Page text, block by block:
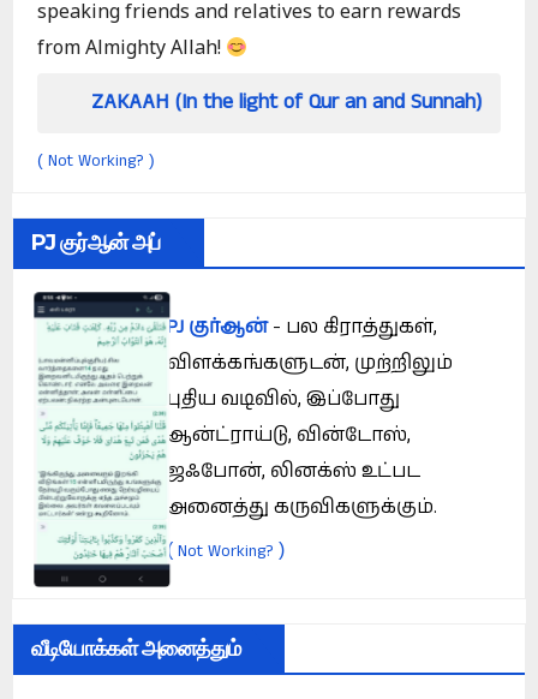
speaking friends and relatives to earn rewards
from Almighty Allah!
(In the light of Qur an and Sunnah)
( Not Working? )
PJ குர்ஆன் அப்
PJ குர்ஆன்- பல கிராத்துகள்,
விளக்கங்களுடன், முற்றிலும்
புதிய வடிவில், இப்போது
ஆன்ட்ராய்டு, வின்டோஸ்,
ஜஃபோன், லினக்ஸ் உட்பட
அனைத்து கருவிகளுக்கும்.
(Not Working? )
வீடியோக்கள் அனைத்தும்